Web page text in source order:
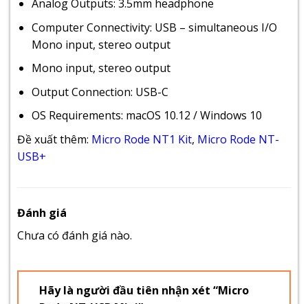
Analog Outputs: 3.5mm headphone
Computer Connectivity: USB – simultaneous I/O
Mono input, stereo output
Mono input, stereo output
Output Connection: USB-C
OS Requirements: macOS 10.12 / Windows 10
Đề xuất thêm: Micro Rode NT1 Kit, Micro Rode NT-
USB+
Đánh giá
Chưa có đánh giá nào.
Hãy là người đầu tiên nhận xét “Micro